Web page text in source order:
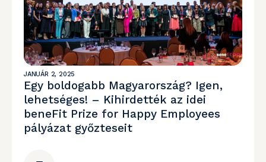
JANUÁR 2, 2025
Egy boldogabb Magyarország? Igen,
lehetséges! – Kihirdették az idei
beneFit Prize for Happy Employees
pályázat győzteseit